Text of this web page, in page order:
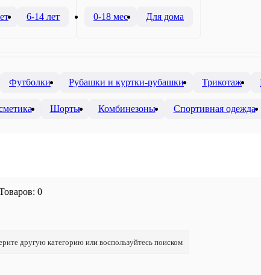
6-14 лет
0-18 мес
Для дома
Футболки Рубашки и куртки-рубашки Трикотаж
Шорты Комбинезоны Спортивная одежда
0
другую категорию или воспользуйтесь поиском